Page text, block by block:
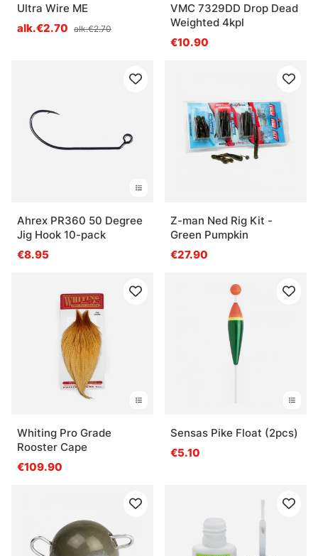
Ultra Wire ME
alk.€2.70 alk.€2.70
VMC 7329DD Drop Dead
Weighted 4kpl
€10.90
Ahrex PR360 50 Degree
Jig Hook 10-pack
€8.95
Z-man Ned Rig Kit -
Green Pumpkin
€27.90
Whiting Pro Grade
Rooster Cape
€109.90
Sensas Pike Float (2pcs)
€5.10